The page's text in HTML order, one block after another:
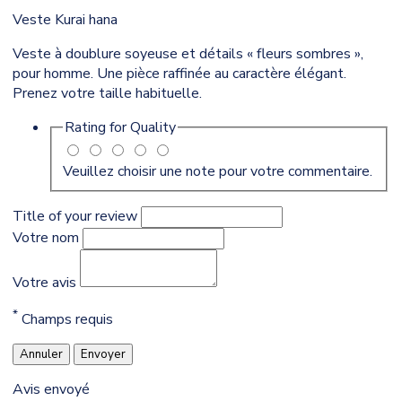
Veste Kurai hana
Veste à doublure soyeuse et détails « fleurs sombres »,
pour homme. Une pièce raffinée au caractère élégant.
Prenez votre taille habituelle.
Rating forQuality
Veuillez choisir une note pour votre commentaire.
Title of your review
Votre nom
Votre avis
* Champs requis
Annuler Envoyer
Avis envoyé